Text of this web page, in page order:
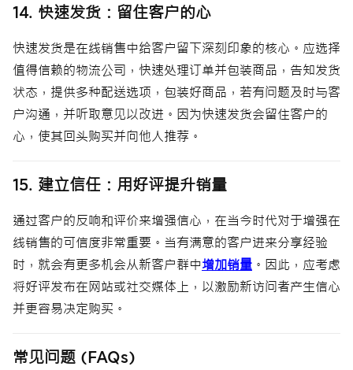
14. 快速发货：留住客户的心
快速发货是在线销售中给客户留下深刻印象的核心。应选择
值得信赖的物流公司，快速处理订单并包装商品，告知发货
状态，提供多种配送选项，包装好商品，若有问题及时与客
户沟通，并听取意见以改进。因为快速发货会留住客户的
心，使其回头购买并向他人推荐。
15. 建立信任：用好评提升销量
通过客户的反响和评价来增强信心，在当今时代对于增强在
线销售的可信度非常重要。当有满意的客户进来分享经验
时，就会有更多机会从新客户群中增加销量 。因此，应考虑
将好评发布在网站或社交媒体上，以激励新访问者产生信心
并更容易决定购买。
常见问题 (FAQs)